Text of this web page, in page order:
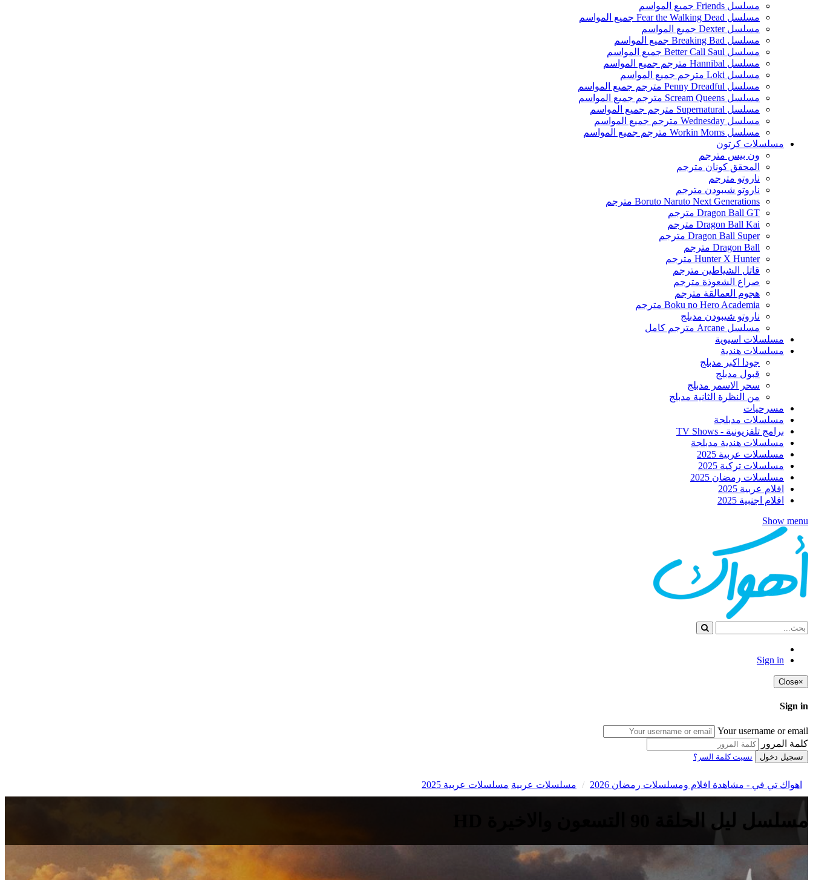
مسلسل Friends جميع المواسم
مسلسل Fear the Walking Dead جميع المواسم
مسلسل Dexter جميع المواسم
مسلسل Breaking Bad جميع المواسم
مسلسل Better Call Saul جميع المواسم
مسلسل Hannibal مترجم جميع المواسم
مسلسل Loki مترجم جميع المواسم
مسلسل Penny Dreadful مترجم جميع المواسم
مسلسل Scream Queens مترجم جميع المواسم
مسلسل Supernatural مترجم جميع المواسم
مسلسل Wednesday مترجم جميع المواسم
مسلسل Workin Moms مترجم جميع المواسم
مسلسلات كرتون
ون بيس مترجم
المحقق كونان مترجم
ناروتو مترجم
ناروتو شيبودن مترجم
Boruto Naruto Next Generations مترجم
Dragon Ball GT مترجم
Dragon Ball Kai مترجم
Dragon Ball Super مترجم
Dragon Ball مترجم
Hunter X Hunter مترجم
قاتل الشياطين مترجم
صراع الشعوذة مترجم
هجوم العمالقة مترجم
Boku no Hero Academia مترجم
ناروتو شيبودن مدبلج
مسلسل Arcane مترجم كامل
مسلسلات اسيوية
مسلسلات هندية
جودا اكبر مدبلج
قبول مدبلج
سحر الاسمر مدبلج
من النظرة الثانية مدبلج
مسرحيات
مسلسلات مدبلجة
برامج تلفزيونية - TV Shows
مسلسلات هندية مدبلجة
مسلسلات عربية 2025
مسلسلات تركية 2025
مسلسلات رمضان 2025
افلام عربية 2025
افلام اجنبية 2025
Show menu
Sign in
×
Close
Sign in
Your username or email
كلمة المرور
تسجيل دخول نسيت كلمة السر؟
اهواك تي في - مشاهدة افلام ومسلسلات رمضان 2026 مسلسلات عربية مسلسلات عربية 2025
مسلسل ليل الحلقة 90 التسعون والاخيرة HD